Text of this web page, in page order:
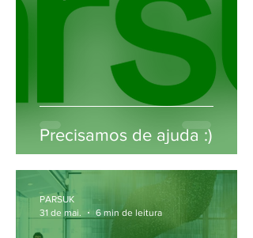
Precisamos de ajuda :)
PARSUK
31 de mai.
6 min de leitura